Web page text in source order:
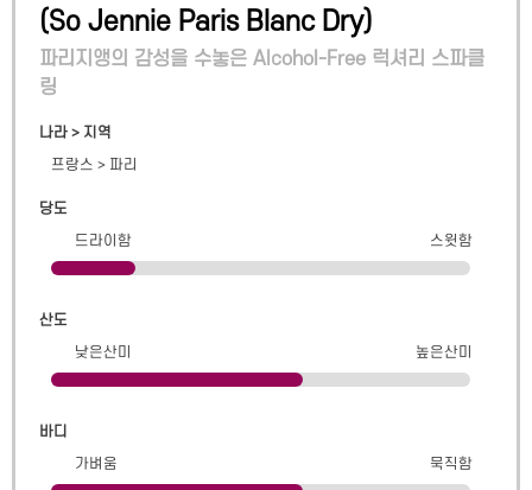
(So Jennie Paris Blanc Dry)
파리지앵의 감성을 수놓은 Alcohol-Free 럭셔리 스파클
링
나라 > 지역
프랑스 > 파리
당도
드라이함
스윗함
산도
낮은산미
높은산미
바디
가벼움
묵직함